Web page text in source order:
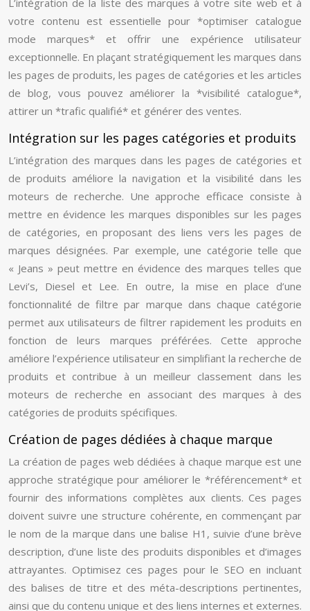
votre contenu est essentielle pour *optimiser catalogue
mode marques* et offrir une expérience utilisateur
exceptionnelle. En plaçant stratégiquement les marques dans
les pages de produits, les pages de catégories et les articles
de blog, vous pouvez améliorer la *visibilité catalogue*,
attirer un *trafic qualifié* et générer des ventes.
Intégration sur les pages catégories et produits
L’intégration des marques dans les pages de catégories et
de produits améliore la navigation et la visibilité dans les
moteurs de recherche. Une approche efficace consiste à
mettre en évidence les marques disponibles sur les pages
de catégories, en proposant des liens vers les pages de
marques désignées. Par exemple, une catégorie telle que
« Jeans » peut mettre en évidence des marques telles que
Levi’s, Diesel et Lee. En outre, la mise en place d’une
fonctionnalité de filtre par marque dans chaque catégorie
permet aux utilisateurs de filtrer rapidement les produits en
fonction de leurs marques préférées. Cette approche
améliore l’expérience utilisateur en simplifiant la recherche de
produits et contribue à un meilleur classement dans les
moteurs de recherche en associant des marques à des
catégories de produits spécifiques.
Création de pages dédiées à chaque marque
La création de pages web dédiées à chaque marque est une
approche stratégique pour améliorer le *référencement* et
fournir des informations complètes aux clients. Ces pages
doivent suivre une structure cohérente, en commençant par
le nom de la marque dans une balise H1, suivie d’une brève
description, d’une liste des produits disponibles et d’images
attrayantes. Optimisez ces pages pour le SEO en incluant
des balises de titre et des méta-descriptions pertinentes,
ainsi que du contenu unique et des liens internes et externes.